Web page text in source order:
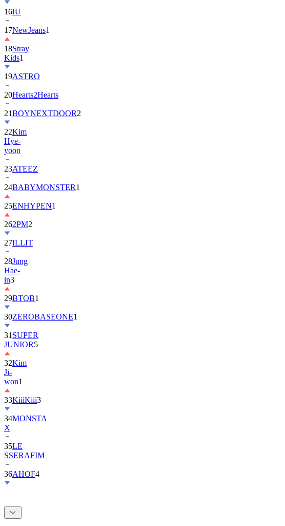
17NewJeans
18Stray
Kids
19ASTRO
20Hearts2Hearts
21BOYNEXTDOOR
22Kim
Hye-
yoon
23ATEEZ
24BABYMONSTER
25ENHYPEN1
262PM2
27ILLIT
28Jung
Hae-
in3
29BTOB
30ZEROBASEONE
31SUPER
JUNIOR
32Kim
Ji-
won1
33KiiiKiii
34MONSTA
X
35
SSERAFIM
36AHOF4